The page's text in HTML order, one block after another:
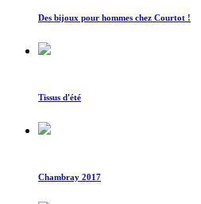
Des bijoux pour hommes chez Courtot !
Tissus d'été
Chambray 2017